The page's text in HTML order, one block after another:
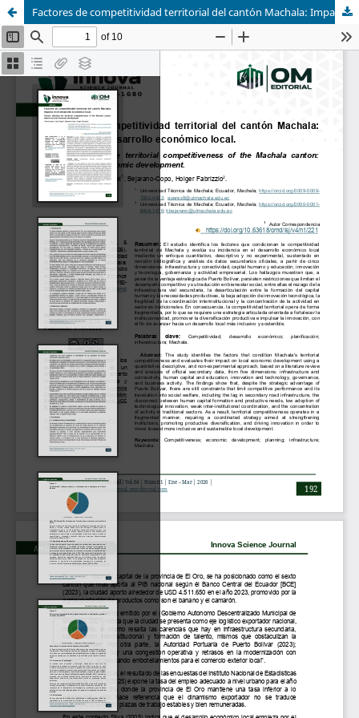
Factores de competitividad territorial del cantón Machala: Impacto en el desarrollo económico local.